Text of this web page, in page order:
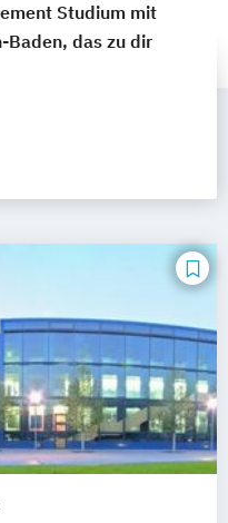
Studium mit
Baden, das zu dir